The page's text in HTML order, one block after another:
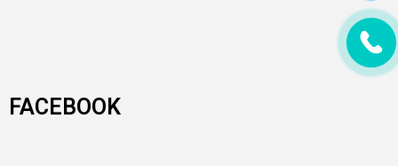
FACEBOOK